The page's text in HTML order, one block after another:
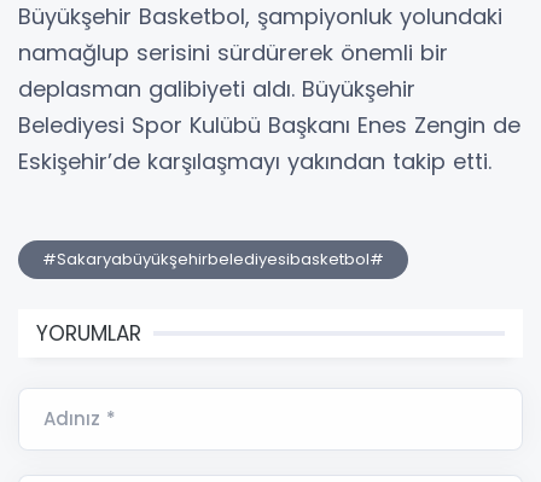
Büyükşehir Basketbol, şampiyonluk yolundaki
namağlup serisini sürdürerek önemli bir
deplasman galibiyeti aldı. Büyükşehir
Belediyesi Spor Kulübü Başkanı Enes Zengin de
Eskişehir’de karşılaşmayı yakından takip etti.
#Sakaryabüyükşehirbelediyesibasketbol#
YORUMLAR
Adınız *